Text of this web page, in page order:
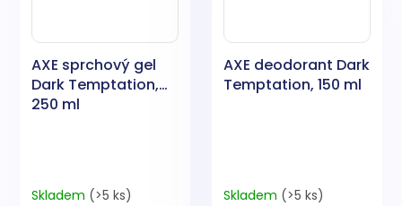
AXE sprchový gel
Dark Temptation,
250 ml
Skladem (>5 ks)
AXE deodorant Dark
Temptation, 150 ml
Skladem (>5 ks)